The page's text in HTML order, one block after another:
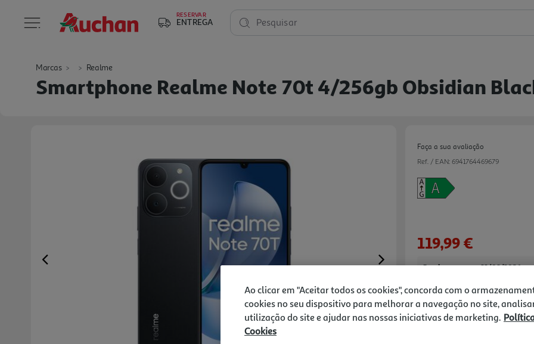
RESERVAR
ENTREGA Pesquisar
Marcas Realme
Smartphone Realme Note 70t 4/256gb Obsidian
Previous Next
Faça a sua avaliação
Ref. / EAN: 6941764469679
119,99 €
Receba em casa a 11/08/2026, se
Ao clicar em "Aceitar todos os cookies", concorda com o
cookies no seu dispositivo para melhorar a navegação no site,
utilização do site e ajudar nas nossas iniciativas de marketing.
Cookies